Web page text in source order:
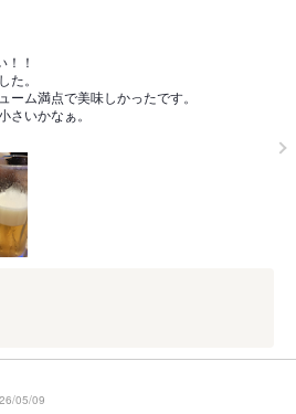
！
。
ーム満点で美味しかったです。
いかなぁ。
05/09